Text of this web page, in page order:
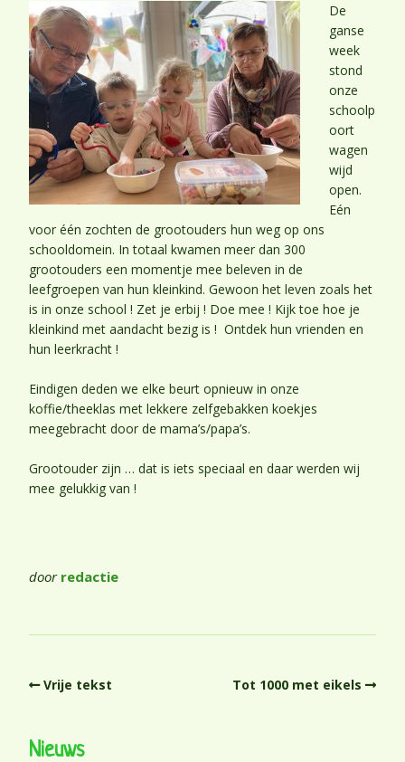
De
ganse
week
stond
onze
schoolp
oort
wagen
wijd
open.
Eén
voor één zochten de grootouders hun weg op ons
schooldomein. In totaal kwamen meer dan 300
grootouders een momentje mee beleven in de
leefgroepen van hun kleinkind. Gewoon het leven zoals het
is in onze school ! Zet je erbij ! Doe mee ! Kijk toe hoe je
kleinkind met aandacht bezig is ! Ontdek hun vrienden en
hun leerkracht !
Eindigen deden we elke beurt opnieuw in onze
koffie/theeklas met lekkere zelfgebakken koekjes
meegebracht door de mama’s/papa’s.
Grootouder zijn … dat is iets speciaal en daar werden wij
mee gelukkig van !
door redactie
Vrije tekst Tot 1000 met eikels
Nieuws